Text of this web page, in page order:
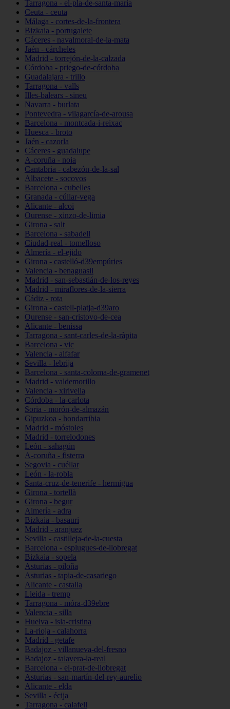
Tarragona - el-pla-de-santa-maria
Ceuta - ceuta
Málaga - cortes-de-la-frontera
Bizkaia - portugalete
Cáceres - navalmoral-de-la-mata
Jaén - cárcheles
Madrid - torrejón-de-la-calzada
Córdoba - priego-de-córdoba
Guadalajara - trillo
Tarragona - valls
Illes-balears - sineu
Navarra - burlata
Pontevedra - vilagarcía-de-arousa
Barcelona - montcada-i-reixac
Huesca - broto
Jaén - cazorla
Cáceres - guadalupe
A-coruña - noia
Cantabria - cabezón-de-la-sal
Albacete - socovos
Barcelona - cubelles
Granada - cúllar-vega
Alicante - alcoi
Ourense - xinzo-de-limia
Girona - salt
Barcelona - sabadell
Ciudad-real - tomelloso
Almería - el-ejido
Girona - castelló-d39empúries
Valencia - benaguasil
Madrid - san-sebastián-de-los-reyes
Madrid - miraflores-de-la-sierra
Cádiz - rota
Girona - castell-platja-d39aro
Ourense - san-cristovo-de-cea
Alicante - benissa
Tarragona - sant-carles-de-la-ràpita
Barcelona - vic
Valencia - alfafar
Sevilla - lebrija
Barcelona - santa-coloma-de-gramenet
Madrid - valdemorillo
Valencia - xirivella
Córdoba - la-carlota
Soria - morón-de-almazán
Gipuzkoa - hondarribia
Madrid - móstoles
Madrid - torrelodones
León - sahagún
A-coruña - fisterra
Segovia - cuéllar
León - la-robla
Santa-cruz-de-tenerife - hermigua
Girona - tortellà
Girona - begur
Almería - adra
Bizkaia - basauri
Madrid - aranjuez
Sevilla - castilleja-de-la-cuesta
Barcelona - esplugues-de-llobregat
Bizkaia - sopela
Asturias - piloña
Asturias - tapia-de-casariego
Alicante - castalla
Lleida - tremp
Tarragona - móra-d39ebre
Valencia - silla
Huelva - isla-cristina
La-rioja - calahorra
Madrid - getafe
Badajoz - villanueva-del-fresno
Badajoz - talavera-la-real
Barcelona - el-prat-de-llobregat
Asturias - san-martín-del-rey-aurelio
Alicante - elda
Sevilla - écija
Tarragona - calafell